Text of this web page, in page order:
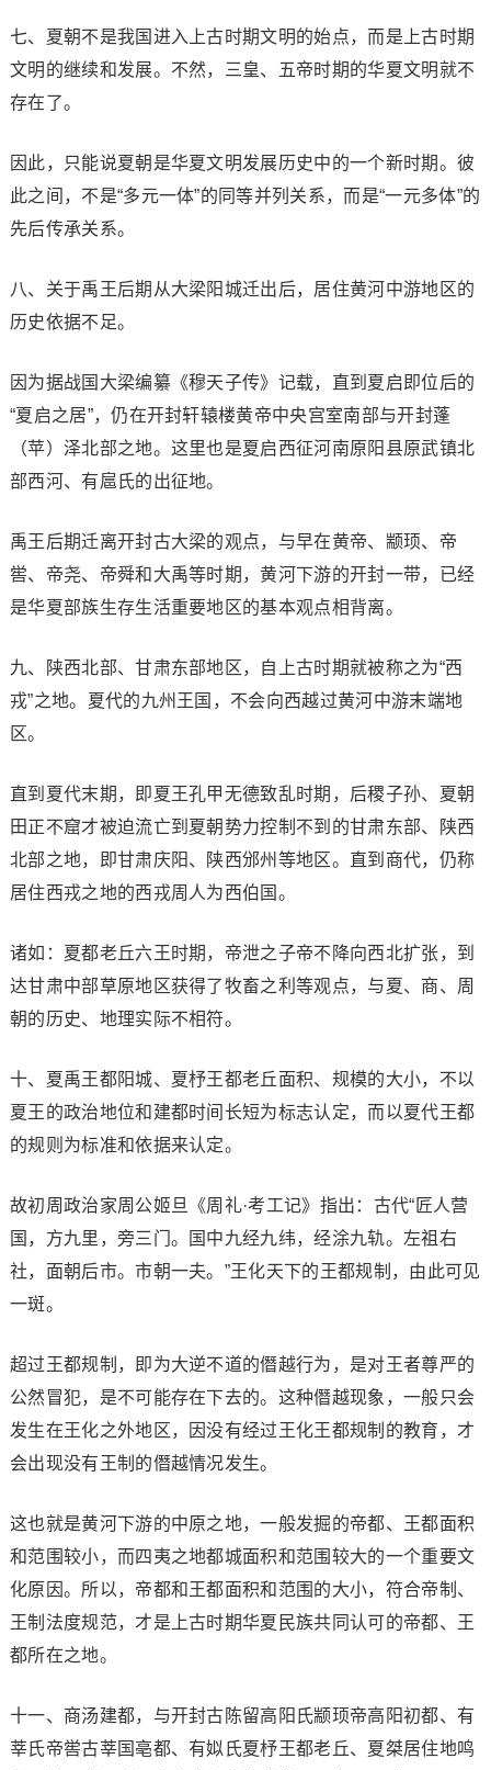
七、夏朝不是我国进入上古时期文明的始点，而是上古时期
文明的继续和发展。不然，三皇、五帝时期的华夏文明就不
存在了。
因此，只能说夏朝是华夏文明发展历史中的一个新时期。彼
此之间，不是“多元一体”的同等并列关系，而是“一元多体”的
先后传承关系。
八、关于禹王后期从大梁阳城迁出后，居住黄河中游地区的
历史依据不足。
因为据战国大梁编纂《穆天子传》记载，直到夏启即位后的
“夏启之居”，仍在开封轩辕楼黄帝中央宫室南部与开封蓬
（苹）泽北部之地。这里也是夏启西征河南原阳县原武镇北
部西河、有扈氏的出征地。
禹王后期迁离开封古大梁的观点，与早在黄帝、颛顼、帝
喾、帝尧、帝舜和大禹等时期，黄河下游的开封一带，已经
是华夏部族生存生活重要地区的基本观点相背离。
九、陕西北部、甘肃东部地区，自上古时期就被称之为“西
戎”之地。夏代的九州王国，不会向西越过黄河中游末端地
区。
直到夏代末期，即夏王孔甲无德致乱时期，后稷子孙、夏朝
田正不窟才被迫流亡到夏朝势力控制不到的甘肃东部、陕西
北部之地，即甘肃庆阳、陕西邠州等地区。直到商代，仍称
居住西戎之地的西戎周人为西伯国。
诸如：夏都老丘六王时期，帝泄之子帝不降向西北扩张，到
达甘肃中部草原地区获得了牧畜之利等观点，与夏、商、周
朝的历史、地理实际不相符。
十、夏禹王都阳城、夏杼王都老丘面积、规模的大小，不以
夏王的政治地位和建都时间长短为标志认定，而以夏代王都
的规则为标准和依据来认定。
故初周政治家周公姬旦《周礼·考工记》指出：古代“匠人营
国，方九里，旁三门。国中九经九纬，经涂九轨。左祖右
社，面朝后市。市朝一夫。”王化天下的王都规制，由此可见
一斑。
超过王都规制，即为大逆不道的僭越行为，是对王者尊严的
公然冒犯，是不可能存在下去的。这种僭越现象，一般只会
发生在王化之外地区，因没有经过王化王都规制的教育，才
会出现没有王制的僭越情况发生。
这也就是黄河下游的中原之地，一般发掘的帝都、王都面积
和范围较小，而四夷之地都城面积和范围较大的一个重要文
化原因。所以，帝都和王都面积和范围的大小，符合帝制、
王制法度规范，才是上古时期华夏民族共同认可的帝都、王
都所在之地。
十一、商汤建都，与开封古陈留高阳氏颛顼帝高阳初都、有
莘氏帝喾古莘国亳都、有姒氏夏杼王都老丘、夏桀居住地鸣